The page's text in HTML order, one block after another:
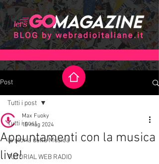
Post
Tutti i post
la storia della Musica
TUTORIAL WEB RADIO
Tutti i post
Appuntamenti con la musica
live!
Max Fuoky
15 mag 2024